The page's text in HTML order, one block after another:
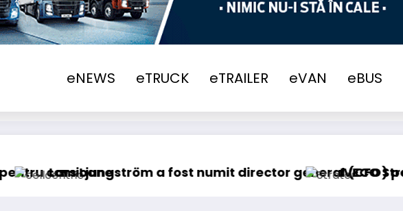
eNEWS eTRUCK eTRAILER eVAN eBUS
a fost numit director general (CFO) pentru cellcentric
IVECO Strator se întoarce